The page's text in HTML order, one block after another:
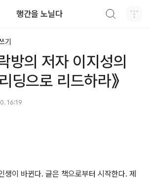
행간을 노닐다
기
방의 저자 이지성의
딩으로 리드하라》
16:19
생이 바뀐다. 글은 책으로부터 시작한다. 제